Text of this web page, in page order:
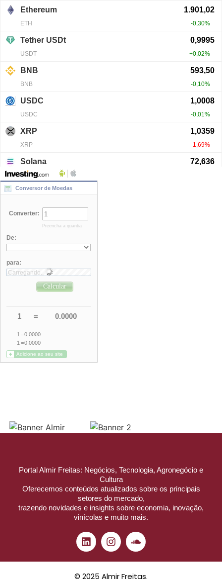
Portal Almir Freitas: Negócios, Tecnologia, Agronegócio e
Cultura
Oferecemos conteúdos atualizados sobre os principais
setores do mercado,
trazendo novidades e insights sobre economia, inovação,
vinícolas e muito mais.
© 2025 Almir Freitas.